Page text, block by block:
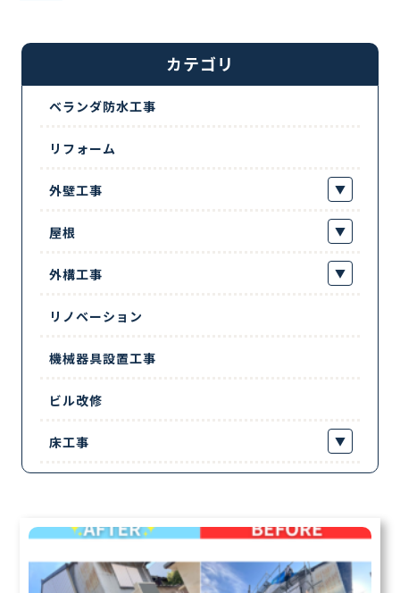
カテゴリ
ベランダ防水工事
リフォーム
外壁工事
屋根
外構工事
リノベーション
機械器具設置工事
ビル改修
床工事